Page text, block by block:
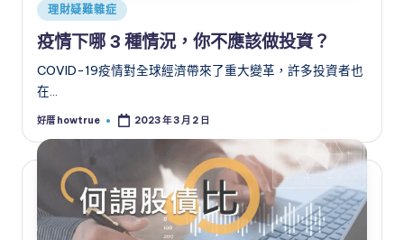
Posted
理財疑難雜症
疫情下哪 3 種情況，你不應該做投資？
COVID-19疫情對全球經濟帶來了重大變革，許多投資者也
在…
Posted
好厝 howtrue 2023 年 3 月 2 日